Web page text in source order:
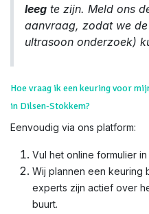
leeg te zijn. Meld ons
aanvraag, zodat we
ultrasoon onderzoek)
Hoe vraag ik een keuring voor
in Dilsen-Stokkem?
Eenvoudig via ons platform:
Vul het online formulier
Wij plannen een keuring
experts zijn actief over
buurt.